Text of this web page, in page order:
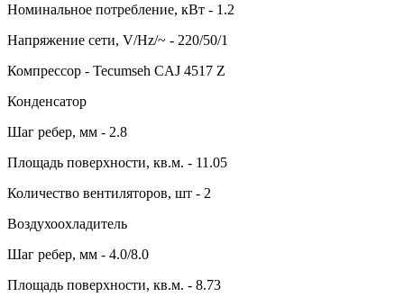
Номинальное потребление, кВт - 1.2
Напряжение сети, V/Hz/~ - 220/50/1
Компрессор - Tecumseh CAJ 4517 Z
Конденсатор
Шаг ребер, мм - 2.8
Площадь поверхности, кв.м. - 11.05
Количество вентиляторов, шт - 2
Воздухоохладитель
Шаг ребер, мм - 4.0/8.0
Площадь поверхности, кв.м. - 8.73